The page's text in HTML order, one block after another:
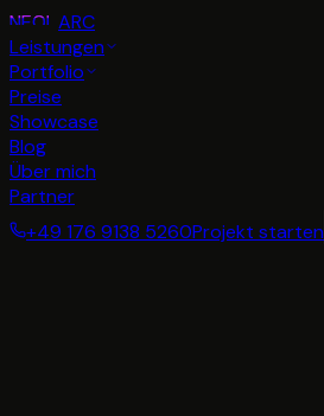
NEON ARC
Leistungen
Portfolio
Preise
Showcase
Blog
Über mich
Partner
+49 176 9138 5260Projekt starten